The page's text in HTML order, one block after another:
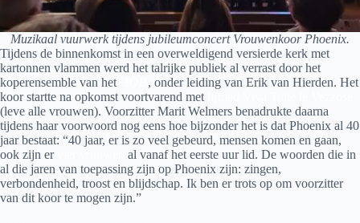
Muzikaal vuurwerk tijdens jubileumconcert Vrouwenkoor Phoenix.
Tijdens de binnenkomst in een overweldigend versierde kerk met
kartonnen vlammen werd het talrijke publiek al verrast door het
koperensemble van het
, onder leiding van Erik van Hierden. Het
koor startte na opkomst voortvarend met
(leve alle vrouwen). Voorzitter Marit Welmers benadrukte daarna
tijdens haar voorwoord nog eens hoe bijzonder het is dat Phoenix al 40
jaar bestaat: “40 jaar, er is zo veel gebeurd, mensen komen en gaan,
ook zijn er
al vanaf het eerste uur lid. De woorden die in
al die jaren van toepassing zijn op Phoenix zijn: zingen,
verbondenheid, troost en blijdschap. Ik ben er trots op om voorzitter
van dit koor te mogen zijn.”